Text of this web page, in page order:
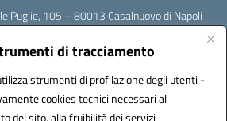
di tracciamento
strumenti di profilazione degli utenti -
cookies tecnici necessari al
del sito, alla fruibilità dei servizi
Puglie, 105 – 80013 Casalnuovo di Napoli
NAEE32300A